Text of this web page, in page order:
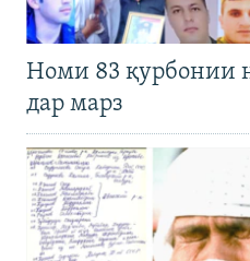
Номи 83 қурбонии
дар марз